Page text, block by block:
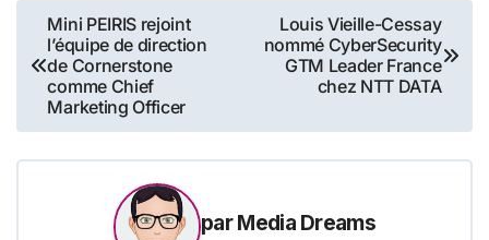
Navigation
de
l’article
Mini PEIRIS rejoint
l’équipe de direction
de Cornerstone
comme Chief
Marketing Officer
Louis Vieille-Cessay
nommé CyberSecurity
GTM Leader France
chez NTT DATA
parMedia Dreams